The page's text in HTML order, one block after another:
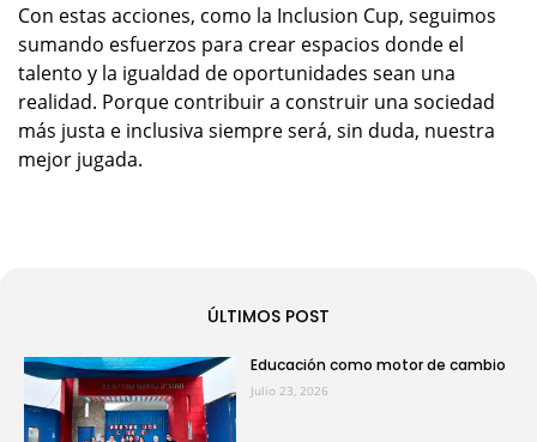
Con estas acciones, como la Inclusion Cup, seguimos
sumando esfuerzos para crear espacios donde el
talento y la igualdad de oportunidades sean una
realidad. Porque contribuir a construir una sociedad
más justa e inclusiva siempre será, sin duda, nuestra
mejor jugada.
ÚLTIMOS POST
Educación como motor de cambio
Julio 23, 2026